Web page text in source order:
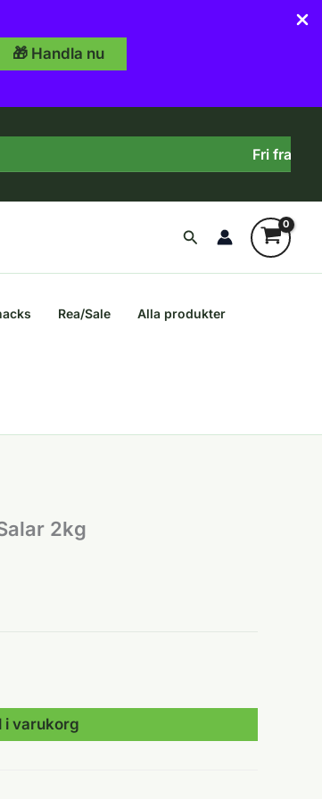
🎁 Handla nu
Fri frakt över
Sök
Rea/Sale Alla produkter
2kg
i varukorg